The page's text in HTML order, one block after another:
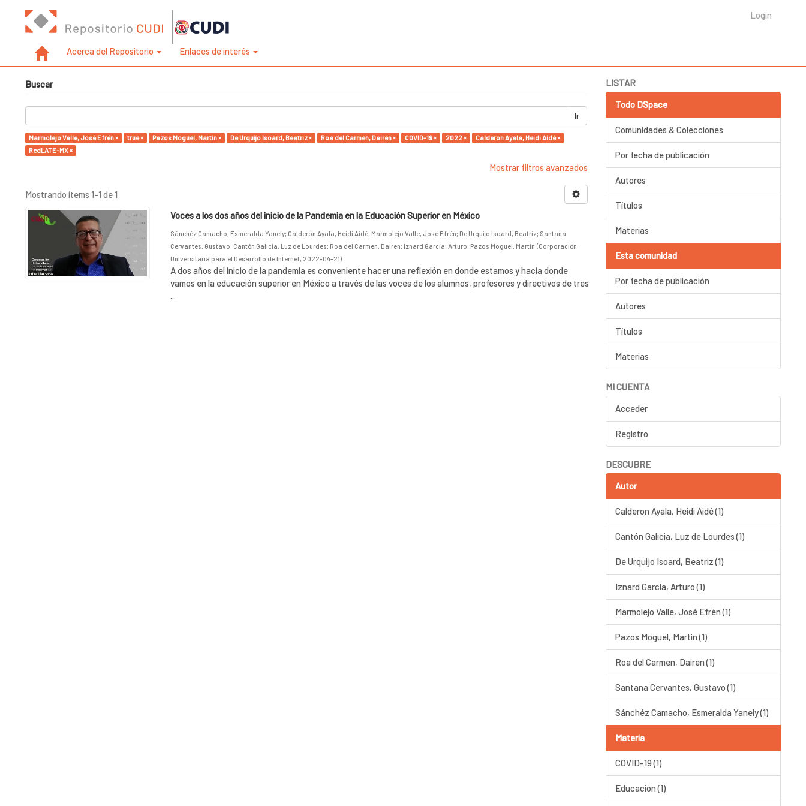
Login
Acerca del Repositorio Enlaces de interés
Buscar
Ir
Marmolejo Valle, José Efrén × true × Pazos Moguel, Martin × De Urquijo Isoard, Beatriz × Roa del Carmen, Dairen × COVID-19 × 2022 ×
Calderon Ayala, Heidi Aidé ×
RedLATE-MX ×
Mostrar filtros avanzados
Mostrando ítems 1-1 de 1
Voces a los dos años del inicio de la Pandemia en la Educación Superior en México
Sánchéz Camacho, Esmeralda Yanely; Calderon Ayala, Heidi Aidé; Marmolejo Valle, José Efrén; De Urquijo Isoard, Beatriz; Santana
Cervantes, Gustavo; Cantón Galicia, Luz de Lourdes; Roa del Carmen, Dairen; Iznard García, Arturo; Pazos Moguel, Martin (Corporación
Universitaria para el Desarrollo de Internet, 2022-04-21)
A dos años del inicio de la pandemia es conveniente hacer una reflexión en donde estamos y hacia donde
vamos en la educación superior en México a través de las voces de los alumnos, profesores y directivos de tres
...
LISTAR
Todo DSpace
Comunidades & Colecciones
Por fecha de publicación
Autores
Títulos
Materias
Esta comunidad
Por fecha de publicación
Autores
Títulos
Materias
MI CUENTA
Acceder
Registro
DESCUBRE
Autor
Calderon Ayala, Heidi Aidé (1)
Cantón Galicia, Luz de Lourdes (1)
De Urquijo Isoard, Beatriz (1)
Iznard García, Arturo (1)
Marmolejo Valle, José Efrén (1)
Pazos Moguel, Martin (1)
Roa del Carmen, Dairen (1)
Santana Cervantes, Gustavo (1)
Sánchéz Camacho, Esmeralda Yanely (1)
Materia
COVID-19 (1)
Educación (1)